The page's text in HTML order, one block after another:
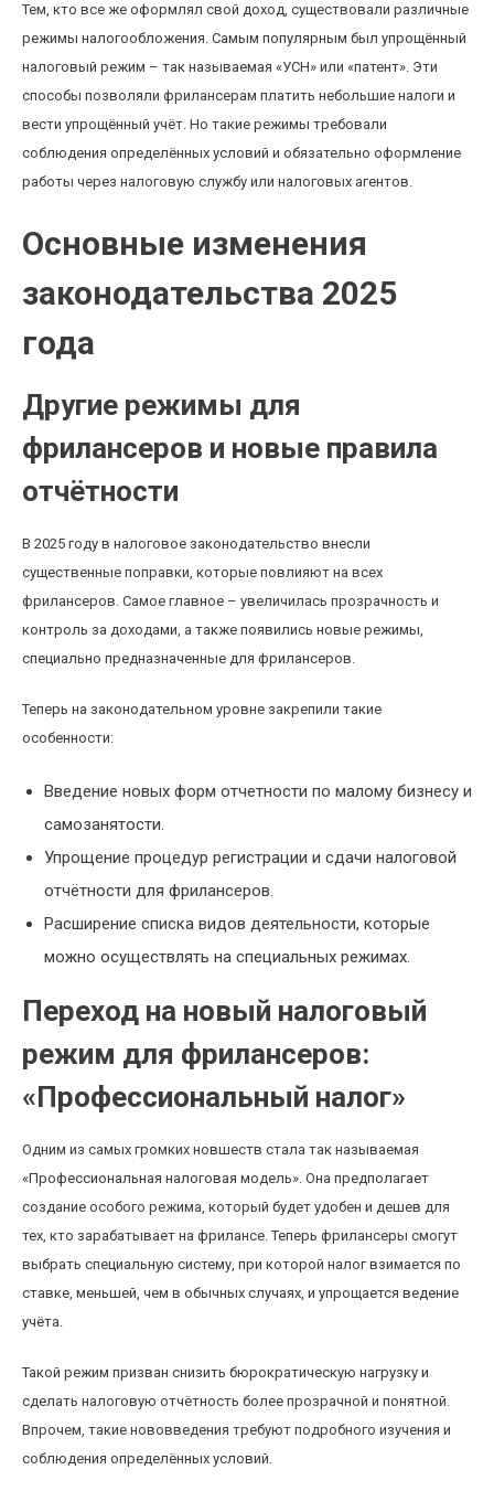
Тем, кто все же оформлял свой доход, существовали различные
режимы налогообложения. Самым популярным был упрощённый
налоговый режим – так называемая «УСН» или «патент». Эти
способы позволяли фрилансерам платить небольшие налоги и
вести упрощённый учёт. Но такие режимы требовали
соблюдения определённых условий и обязательно оформление
работы через налоговую службу или налоговых агентов.
Основные изменения
законодательства 2025
года
Другие режимы для
фрилансеров и новые правила
отчётности
В 2025 году в налоговое законодательство внесли
существенные поправки, которые повлияют на всех
фрилансеров. Самое главное – увеличилась прозрачность и
контроль за доходами, а также появились новые режимы,
специально предназначенные для фрилансеров.
Теперь на законодательном уровне закрепили такие
особенности:
Введение новых форм отчетности по малому бизнесу и
самозанятости.
Упрощение процедур регистрации и сдачи налоговой
отчётности для фрилансеров.
Расширение списка видов деятельности, которые
можно осуществлять на специальных режимах.
Переход на новый налоговый
режим для фрилансеров:
«Профессиональный налог»
Одним из самых громких новшеств стала так называемая
«Профессиональная налоговая модель». Она предполагает
создание особого режима, который будет удобен и дешев для
тех, кто зарабатывает на фрилансе. Теперь фрилансеры смогут
выбрать специальную систему, при которой налог взимается по
ставке, меньшей, чем в обычных случаях, и упрощается ведение
учёта.
Такой режим призван снизить бюрократическую нагрузку и
сделать налоговую отчётность более прозрачной и понятной.
Впрочем, такие нововведения требуют подробного изучения и
соблюдения определённых условий.